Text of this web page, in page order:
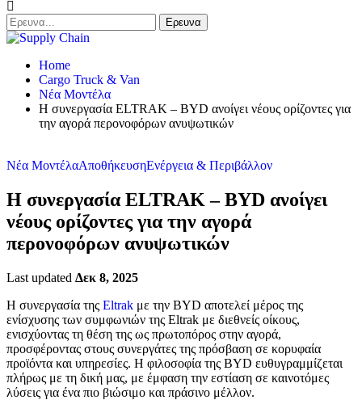
Home
Cargo Truck & Van
Νέα Μοντέλα
Η συνεργασία ELTRAK – BYD ανοίγει νέους ορίζοντες για
την αγορά περονοφόρων ανυψωτικών
Νέα ΜοντέλαΑποθήκευσηΕνέργεια & Περιβάλλον
Η συνεργασία ELTRAK – BYD ανοίγει
νέους ορίζοντες για την αγορά
περονοφόρων ανυψωτικών
Last updated Δεκ 8, 2025
Η συνεργασία της Eltrak με την BYD αποτελεί μέρος της
ενίσχυσης των συμφωνιών της Eltrak με διεθνείς οίκους,
ενισχύοντας τη θέση της ως πρωτοπόρος στην αγορά,
προσφέροντας στους συνεργάτες της πρόσβαση σε κορυφαία
προϊόντα και υπηρεσίες. Η φιλοσοφία της ΒΥD ευθυγραμμίζεται
πλήρως με τη δική μας, με έμφαση την εστίαση σε καινοτόμες
λύσεις για ένα πιο βιώσιμο και πράσινο μέλλον.